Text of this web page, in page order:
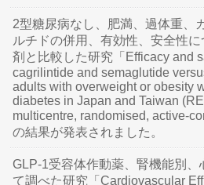
2型糖尿病なし、肥満、過体重、
ルチドの併用、有効性、安全性
剤と比較した研究「Efficacy and
cagrilintide and semaglutide
adults with overweight or obesity
diabetes in Japan and Taiwan
multicentre, randomised, active-
の結果が発表されました。
GLP-1受容体作動薬、腎機能別
て調べた研究「Cardiovascular